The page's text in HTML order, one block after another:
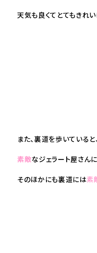
天気も良くてとてもきれ
また、裏道を歩いていると、
素敵なジェラート屋さん
そのほかにも裏道には素